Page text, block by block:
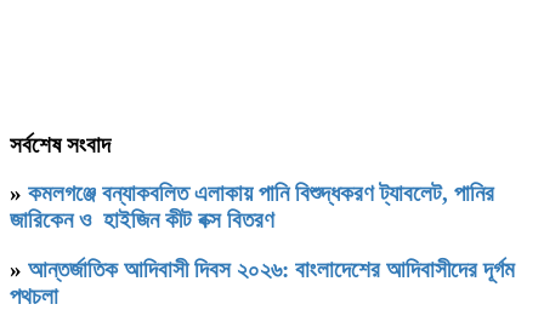
সর্বশেষ সংবাদ
» কমলগঞ্জে বন্যাকবলিত এলাকায় পানি বিশুদ্ধকরণ ট্যাবলেট, পানির
জারিকেন ও হাইজিন কীট বক্স বিতরণ
» আন্তর্জাতিক আদিবাসী দিবস ২০২৬: বাংলাদেশের আদিবাসীদের দূর্গম
পথচলা